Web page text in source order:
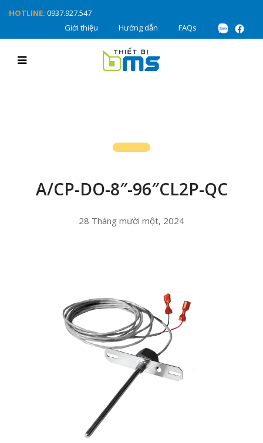
HOTLINE: 0937.927.547
Giới thiệu
Hướng dẫn FAQs
A/CP-DO-8″-96″CL2P-QC
28 Tháng mười một, 2024